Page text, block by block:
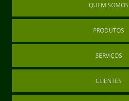
QUEM SOMOS
PRODUTOS
SERVIÇOS
CLIENTES